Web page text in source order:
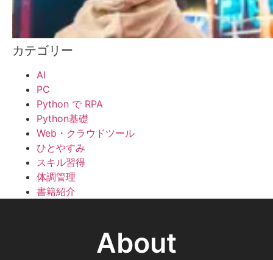
カテゴリー
AI
PC
Python で RPA
Python基礎
Web・クラウドツール
ひとやすみ
スキル習得
体調管理
書籍紹介
About